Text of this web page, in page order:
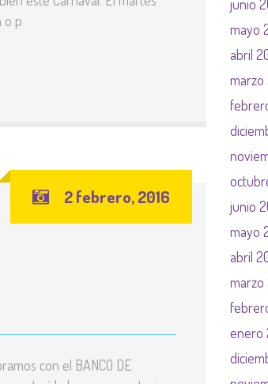
o p
2 febrero, 2016
con el BANCO DE
junio
mayo
abril
marzo
junio
mayo
abril
marzo
enero